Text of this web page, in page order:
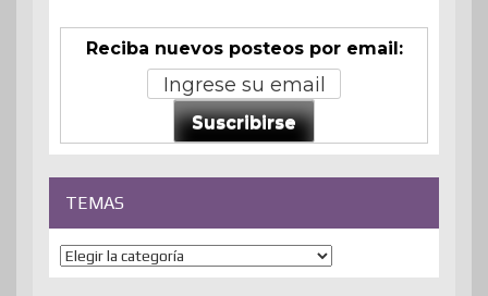
Reciba nuevos posteos por email:
Suscribirse
TEMAS
Temas